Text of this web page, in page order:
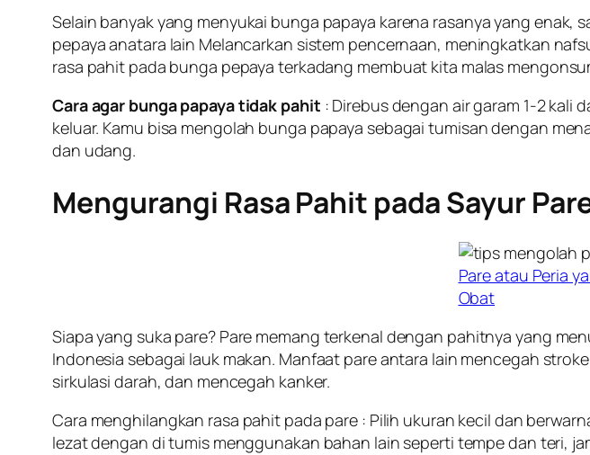
Selain banyak yang menyukai bunga papaya karena rasanya yang
pepaya anatara lain Melancarkan sistem pencernaan, meningkatkan
rasa pahit pada bunga pepaya terkadang membuat kita malas
Cara agar bunga papaya tidak pahit : Direbus dengan air garam 1-2 kali
keluar. Kamu bisa mengolah bunga papaya sebagai tumisan dengan
dan udang.
Mengurangi Rasa Pahit pada Sayur
Pare atau Peria
Obat
Siapa yang suka pare? Pare memang terkenal dengan pahitnya yang
Indonesia sebagai lauk makan. Manfaat pare antara lain mencegah
sirkulasi darah, dan mencegah kanker.
Cara menghilangkan rasa pahit pada pare : Pilih ukuran kecil dan
lezat dengan di tumis menggunakan bahan lain seperti tempe dan teri,